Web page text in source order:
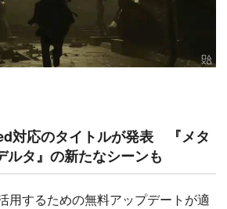
対応のタイトルが発表 『メタ
ルタ』の新たなシーンも
用するための無料アップデートが適